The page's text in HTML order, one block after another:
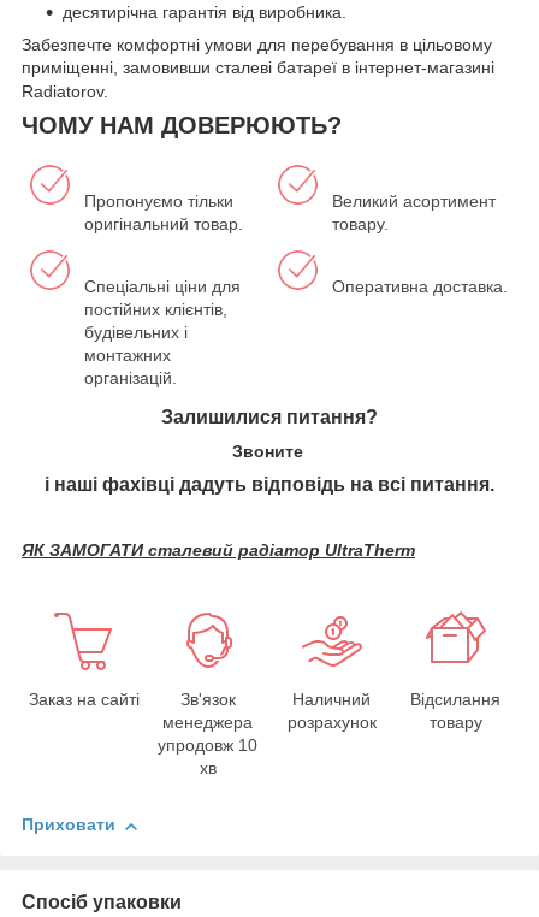
десятирічна гарантія від виробника.
Забезпечте комфортні умови для перебування в цільовому
приміщенні, замовивши сталеві батареї в інтернет-магазині
Radiatorov.
ЧОМУ НАМ ДОВЕРЮЮТЬ?
Пропонуємо тільки
оригінальний товар.
Великий асортимент
товару.
Спеціальні ціни для
постійних клієнтів,
будівельних і
монтажних
організацій.
Оперативна доставка.
Залишилися питання?
Звоните
і наші фахівці дадуть відповідь на всі питання.
ЯК ЗАМОГАТИ сталевий радіатор UltraTherm
Заказ на сайті
Зв'язок
менеджера
упродовж 10
хв
Наличний
розрахунок
Відсилання
товару
Приховати
Спосіб упаковки